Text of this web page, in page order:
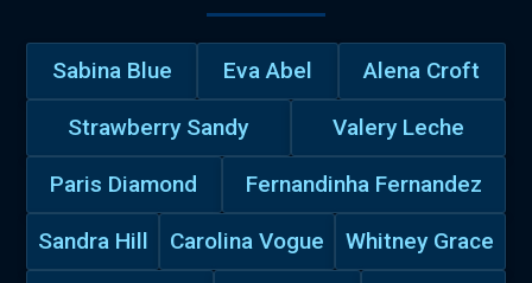
Sabina Blue Eva Abel Alena Croft
Strawberry Sandy Valery Leche
Paris Diamond Fernandinha Fernandez
Sandra Hill Carolina Vogue Whitney Grace